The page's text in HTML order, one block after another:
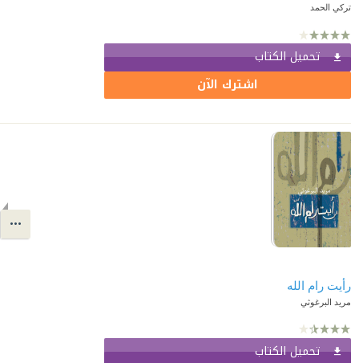
تركي الحمد
تحميل الكتاب
اشترك الآن
رأيت رام الله
مريد البرغوثي
تحميل الكتاب